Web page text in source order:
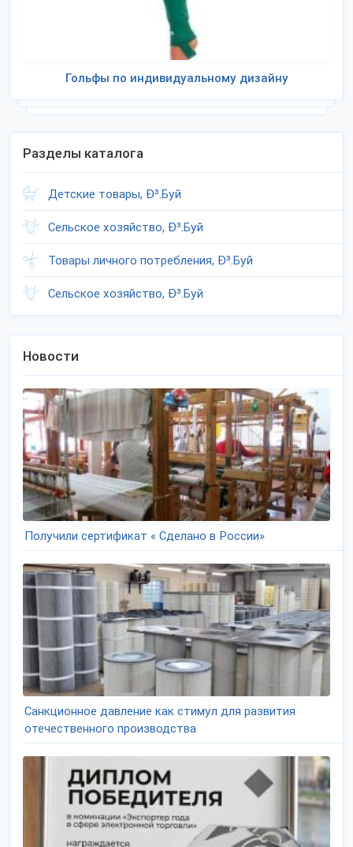
Гольфы по индивидуальному дизайну
Разделы каталога
Детские товары, Ð³.Буй
Сельское хозяйство, Ð³.Буй
Товары личного потребления, Ð³.Буй
Сельское хозяйство, Ð³.Буй
Новости
Получили сертификат « Сделано в России»
Санкционное давление как стимул для развития
отечественного производства